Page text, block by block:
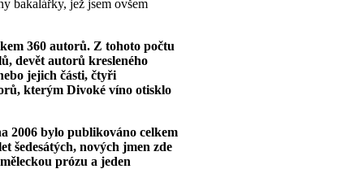
bakalářky, jež jsem ovšem
360 autorů. Z tohoto počtu
devět autorů kresleného
jejich části, čtyři
kterým Divoké víno otisklo
2006 bylo publikováno celkem
šedesátých, nových jmen zde
prózu a jeden